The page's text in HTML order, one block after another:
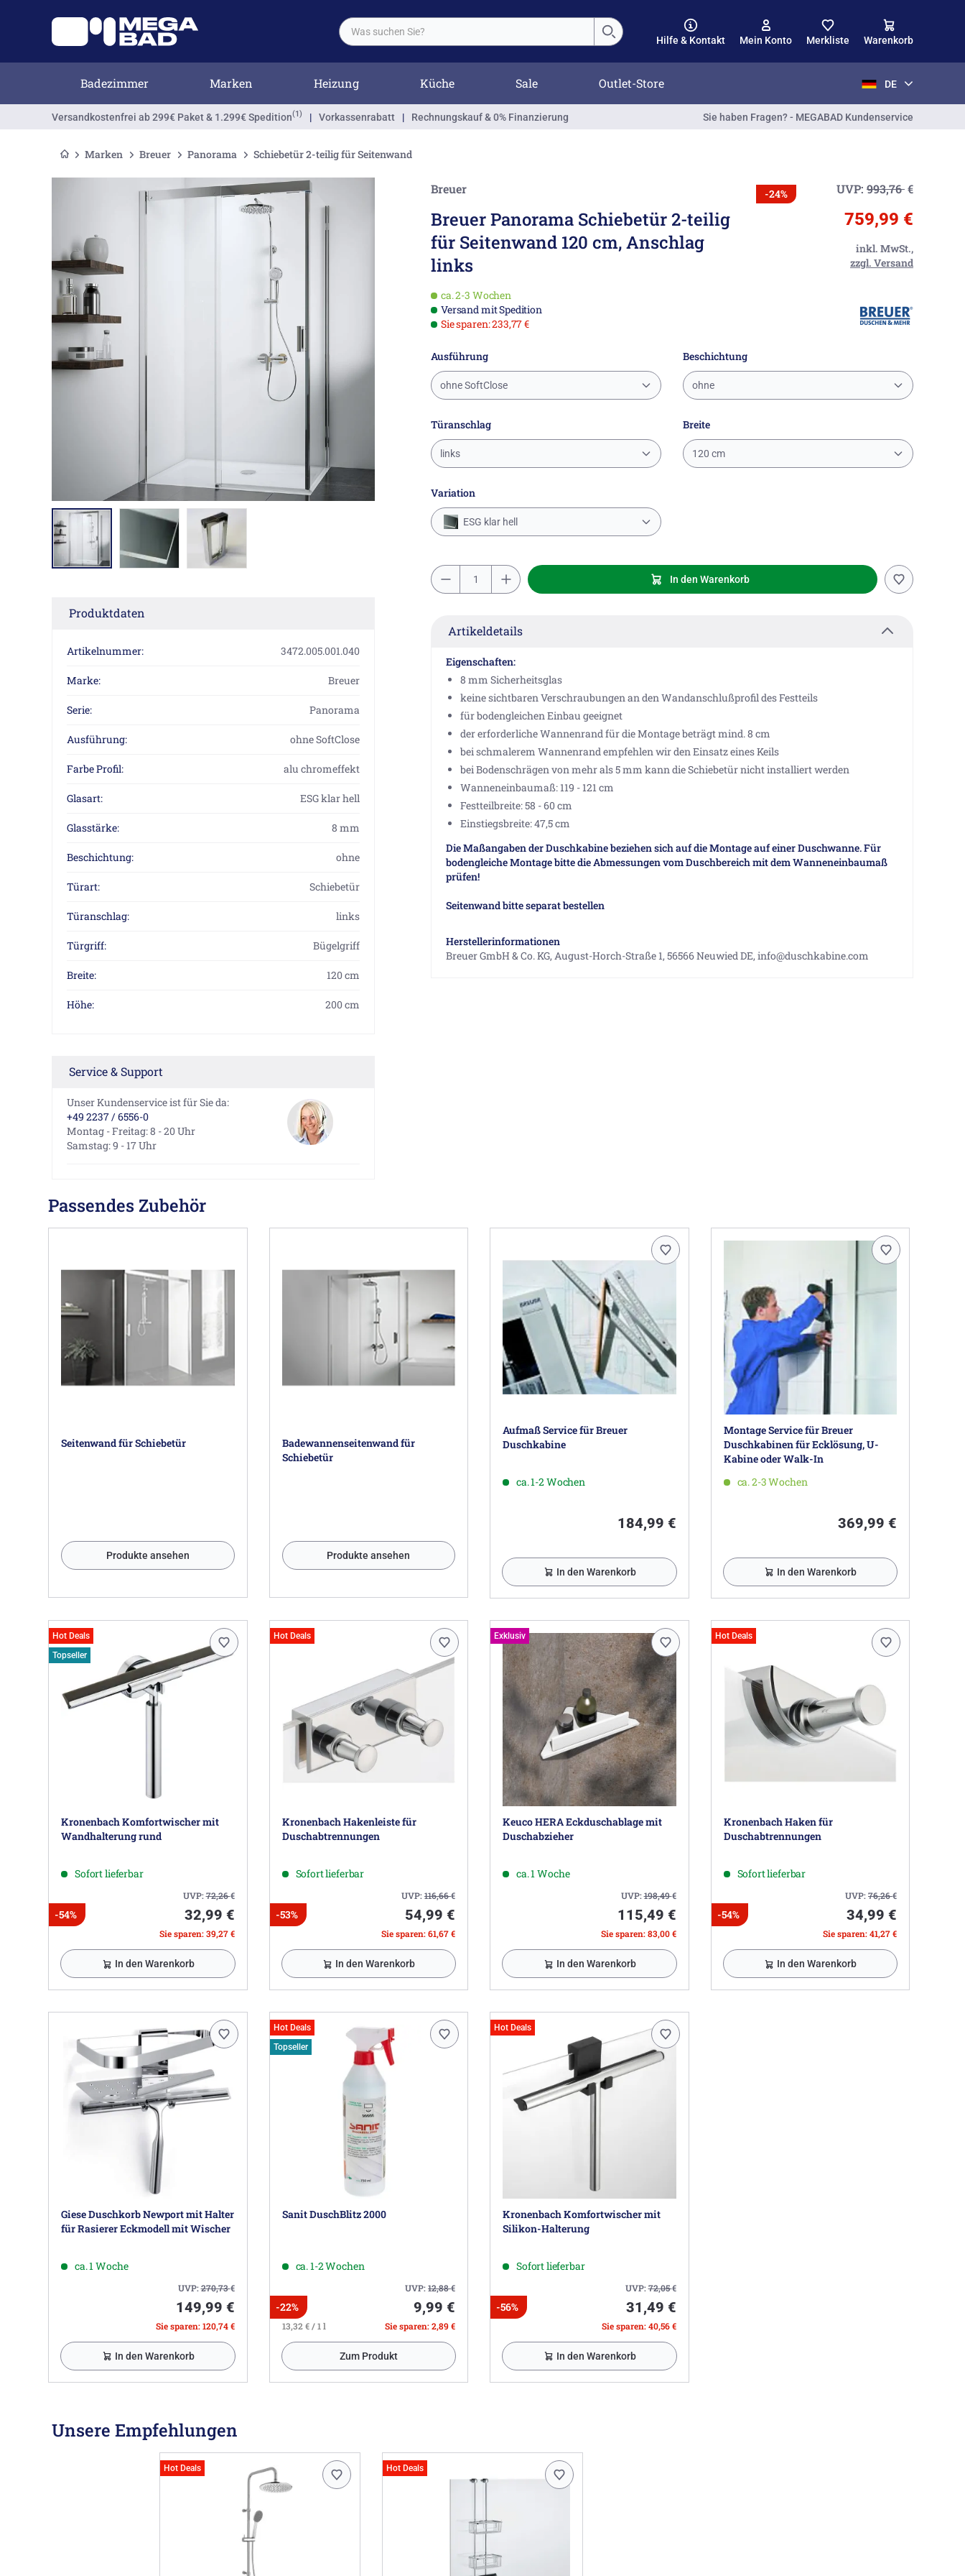
Hilfe & Kontakt Mein Konto Merkliste Warenkorb
Badezimmer Marken Heizung Küche Sale Outlet-Store DE
Versandkostenfrei ab 299€ Paket & 1.299€ Spedition(1) | Vorkassenrabatt | Rechnungskauf & 0% Finanzierung Sie haben Fragen? - MEGABAD Kundenservice
Marken Breuer Panorama Schiebetür 2-teilig für Seitenwand
Produktdaten
Artikelnummer: 3472.005.001.040
Marke: Breuer
Serie: Panorama
Ausführung: ohne SoftClose
Farbe Profil: alu chromeffekt
Glasart: ESG klar hell
Glasstärke: 8 mm
Beschichtung: ohne
Türart: Schiebetür
Türanschlag: links
Türgriff: Bügelgriff
Breite: 120 cm
Höhe: 200 cm
Service & Support
Unser Kundenservice ist für Sie da:
+49 2237 / 6556-0
Montag - Freitag: 8 - 20 Uhr
Samstag: 9 - 17 Uhr
Breuer
Breuer Panorama Schiebetür 2-teilig
für Seitenwand 120 cm, Anschlag
links
-24% UVP: 993,76€
759,99 €
inkl. MwSt.,
zzgl. Versand
ca. 2-3 Wochen
Versand mit Spedition
Sie sparen: 233,77 €
Ausführung
ohne SoftClose
Beschichtung
ohne
Türanschlag
links
Breite
120 cm
Variation
ESG klar hell
In den Warenkorb
Artikeldetails
Eigenschaften:
8 mm Sicherheitsglas
keine sichtbaren Verschraubungen an den Wandanschlußprofil des Festteils
für bodengleichen Einbau geeignet
der erforderliche Wannenrand für die Montage beträgt mind. 8 cm
bei schmalerem Wannenrand empfehlen wir den Einsatz eines Keils
bei Bodenschrägen von mehr als 5 mm kann die Schiebetür nicht installiert werden
Wanneneinbaumaß: 119 - 121 cm
Festteilbreite: 58 - 60 cm
Einstiegsbreite: 47,5 cm
Die Maßangaben der Duschkabine beziehen sich auf die Montage auf einer Duschwanne. Für
bodengleiche Montage bitte die Abmessungen vom Duschbereich mit dem Wanneneinbaumaß
prüfen!
Seitenwand bitte separat bestellen
Herstellerinformationen
Breuer GmbH & Co. KG, August-Horch-Straße 1, 56566 Neuwied DE, info@duschkabine.com
Passendes Zubehör
Seitenwand für Schiebetür
Produkte ansehen
Badewannenseitenwand für
Schiebetür
Produkte ansehen
Aufmaß Service für Breuer
Duschkabine
ca. 1-2 Wochen
184,99 €
In den Warenkorb
Montage Service für Breuer
Duschkabinen für Ecklösung, U-
Kabine oder Walk-In
ca. 2-3 Wochen
369,99 €
In den Warenkorb
Hot Deals
Topseller
Kronenbach Komfortwischer mit
Wandhalterung rund
Sofort lieferbar
UVP:72,26€
-54% 32,99 €
Sie sparen: 39,27 €
In den Warenkorb
Hot Deals
Kronenbach Hakenleiste für
Duschabtrennungen
Sofort lieferbar
UVP:116,66€
-53% 54,99 €
Sie sparen: 61,67 €
In den Warenkorb
Exklusiv
Keuco HERA Eckduschablage mit
Duschabzieher
ca. 1 Woche
UVP:198,49€
115,49 €
Sie sparen: 83,00 €
In den Warenkorb
Hot Deals
Kronenbach Haken für
Duschabtrennungen
Sofort lieferbar
UVP:76,26€
-54% 34,99 €
Sie sparen: 41,27 €
In den Warenkorb
Giese Duschkorb Newport mit Halter
für Rasierer Eckmodell mit Wischer
ca. 1 Woche
UVP:270,73€
149,99 €
Sie sparen: 120,74 €
In den Warenkorb
Hot Deals
Topseller
Sanit DuschBlitz 2000
ca. 1-2 Wochen
UVP:12,88€
-22% 9,99 €
13,32 € / 1 l Sie sparen: 2,89 €
Zum Produkt
Hot Deals
Kronenbach Komfortwischer mit
Silikon-Halterung
Sofort lieferbar
UVP:72,05€
-56% 31,49 €
Sie sparen: 40,56 €
In den Warenkorb
Unsere Empfehlungen
Hot Deals Hot Deals